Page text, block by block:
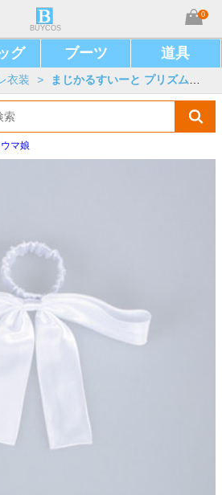
BUYCOS
0
グ ブーツ 道具
衣装 > まじかるすいーと プリズム・ナナ
ウマ娘